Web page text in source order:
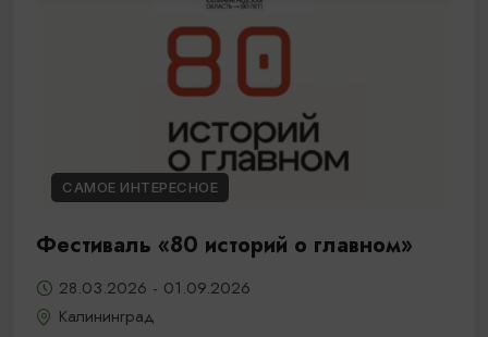
САМОЕ ИНТЕРЕСНОЕ
Фестиваль «80 историй о главном»
28.03.2026 - 01.09.2026
Калининград